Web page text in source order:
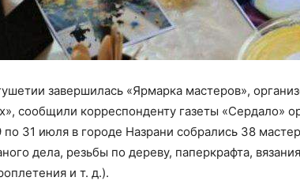
завершилась «Ярмарка мастеров»,
сообщили корреспонденту газеты «Сердало»
по 31 июля в городе Назрани собрались 38
дела, резьбы по дереву, паперкрафта,
и т. д.).